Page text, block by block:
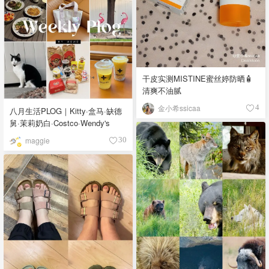
干皮实测MISTINE蜜丝婷防晒🧴
清爽不油腻
金小希ssicaa 4
八月生活PLOG｜Kitty·盒马·缺德
舅·茉莉奶白·Costco·Wendy's
maggie 30